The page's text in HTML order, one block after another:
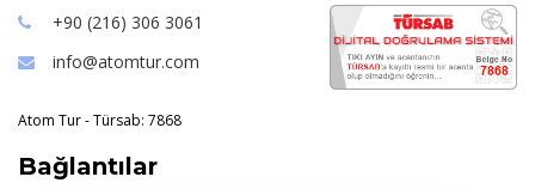
+90 (216) 306 3061
info@atomtur.com
Atom Tur - Türsab: 7868
Bağlantılar